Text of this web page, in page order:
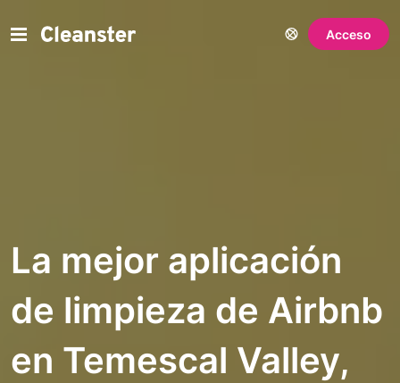
Acceso
La mejor aplicación
de limpieza de Airbnb
en Temescal Valley,